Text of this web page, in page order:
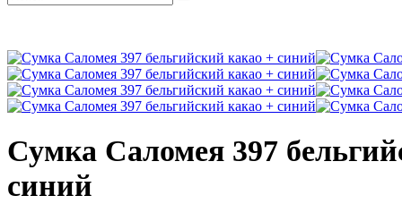
Сумка Саломея 397
синий